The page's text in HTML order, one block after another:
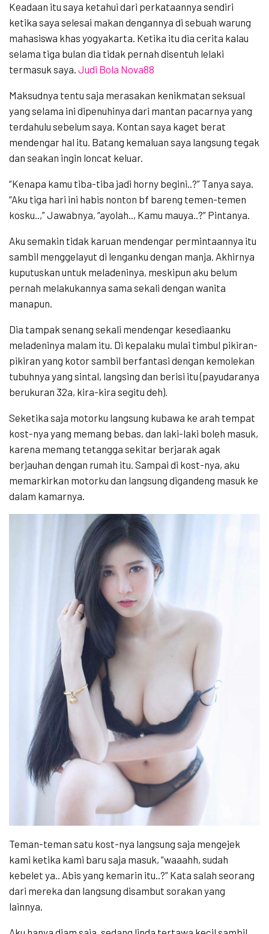
Keadaan itu saya ketahui dari perkataannya sendiri
ketika saya selesai makan dengannya di sebuah warung
mahasiswa khas yogyakarta. Ketika itu dia cerita kalau
selama tiga bulan dia tidak pernah disentuh lelaki
termasuk saya. Judi Bola Nova88
Maksudnya tentu saja merasakan kenikmatan seksual
yang selama ini dipenuhinya dari mantan pacarnya yang
terdahulu sebelum saya. Kontan saya kaget berat
mendengar hal itu. Batang kemaluan saya langsung tegak
dan seakan ingin loncat keluar.
“Kenapa kamu tiba-tiba jadi horny begini..?” Tanya saya.
“Aku tiga hari ini habis nonton bf bareng temen-temen
kosku..,” Jawabnya, “ayolah.., Kamu mauya..?” Pintanya.
Aku semakin tidak karuan mendengar permintaannya itu
sambil menggelayut di lenganku dengan manja. Akhirnya
kuputuskan untuk meladeninya, meskipun aku belum
pernah melakukannya sama sekali dengan wanita
manapun.
Dia tampak senang sekali mendengar kesediaanku
meladeninya malam itu. Di kepalaku mulai timbul pikiran-
pikiran yang kotor sambil berfantasi dengan kemolekan
tubuhnya yang sintal, langsing dan berisi itu (payudaranya
berukuran 32a, kira-kira segitu deh).
Seketika saja motorku langsung kubawa ke arah tempat
kost-nya yang memang bebas, dan laki-laki boleh masuk,
karena memang tetangga sekitar berjarak agak
berjauhan dengan rumah itu. Sampai di kost-nya, aku
memarkirkan motorku dan langsung digandeng masuk ke
dalam kamarnya.
Teman-teman satu kost-nya langsung saja mengejek
kami ketika kami baru saja masuk, “waaahh, sudah
kebelet ya.. Abis yang kemarin itu..?” Kata salah seorang
dari mereka dan langsung disambut sorakan yang
lainnya.